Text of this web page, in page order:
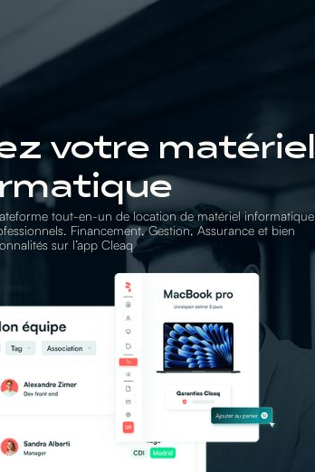
votre matériel
tout-en-un de location de matériel informatique
Financement, Gestion, Assurance et bien
sur l’app Cleaq